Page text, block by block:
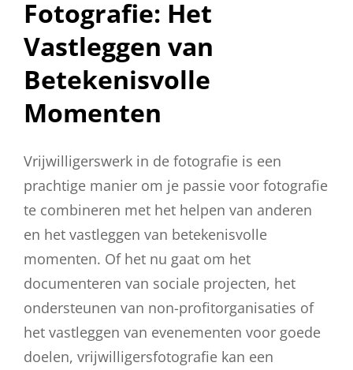
Fotografie: Het
Vastleggen van
Betekenisvolle
Momenten
Vrijwilligerswerk in de fotografie is een
prachtige manier om je passie voor fotografie
te combineren met het helpen van anderen
en het vastleggen van betekenisvolle
momenten. Of het nu gaat om het
documenteren van sociale projecten, het
ondersteunen van non-profitorganisaties of
het vastleggen van evenementen voor goede
doelen, vrijwilligersfotografie kan een